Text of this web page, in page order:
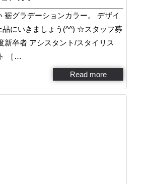
裾グラデーションカラー。 デザイ
品にいきましょう(^^) ☆スタッフ募
卒者 アシスタント/スタイリス
［…
Read more